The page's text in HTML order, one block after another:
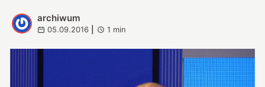
A
archiwum
05.09.2016 1 min